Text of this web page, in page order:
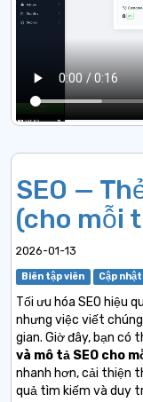
SEO —
(cho mỗi
2026-01-13
Biên tập viên Cập nhật
Tối ưu hóa SEO hiệu
nhưng việc viết
gian. Giờ đây, bạn có
và mô tả SEO cho
nhanh hơn, cải thiện
quả tìm kiếm và duy